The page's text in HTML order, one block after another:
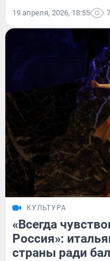
19 апреля, 2026, 18:55
КУЛЬТУРА
«Всегда
Россия»:
страны ради